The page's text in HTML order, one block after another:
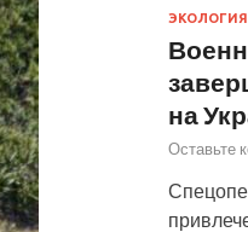
ЭКОЛОГИЯ
на
Оставьте